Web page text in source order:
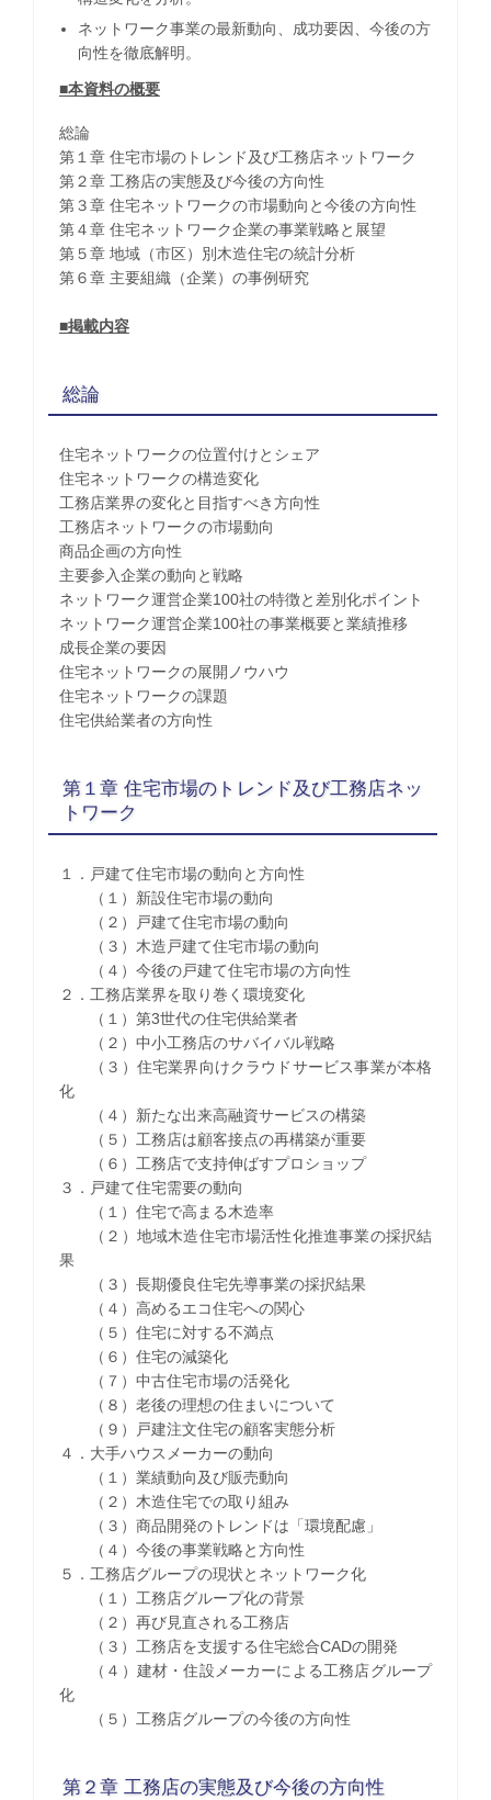
ネットワーク事業の最新動向、成功要因、今後の方
向性を徹底解明。
■本資料の概要
総論
第１章 住宅市場のトレンド及び工務店ネットワーク
第２章 工務店の実態及び今後の方向性
第３章 住宅ネットワークの市場動向と今後の方向性
第４章 住宅ネットワーク企業の事業戦略と展望
第５章 地域（市区）別木造住宅の統計分析
第６章 主要組織（企業）の事例研究
■掲載内容
総論
住宅ネットワークの位置付けとシェア
住宅ネットワークの構造変化
工務店業界の変化と目指すべき方向性
工務店ネットワークの市場動向
商品企画の方向性
主要参入企業の動向と戦略
ネットワーク運営企業100社の特徴と差別化ポイント
ネットワーク運営企業100社の事業概要と業績推移
成長企業の要因
住宅ネットワークの展開ノウハウ
住宅ネットワークの課題
住宅供給業者の方向性
第１章 住宅市場のトレンド及び工務店ネッ
トワーク
１．戸建て住宅市場の動向と方向性
（１）新設住宅市場の動向
（２）戸建て住宅市場の動向
（３）木造戸建て住宅市場の動向
（４）今後の戸建て住宅市場の方向性
２．工務店業界を取り巻く環境変化
（１）第3世代の住宅供給業者
（２）中小工務店のサバイバル戦略
（３）住宅業界向けクラウドサービス事業が本格
化
（４）新たな出来高融資サービスの構築
（５）工務店は顧客接点の再構築が重要
（６）工務店で支持伸ばすプロショップ
３．戸建て住宅需要の動向
（１）住宅で高まる木造率
（２）地域木造住宅市場活性化推進事業の採択結
果
（３）長期優良住宅先導事業の採択結果
（４）高めるエコ住宅への関心
（５）住宅に対する不満点
（６）住宅の減築化
（７）中古住宅市場の活発化
（８）老後の理想の住まいについて
（９）戸建注文住宅の顧客実態分析
４．大手ハウスメーカーの動向
（１）業績動向及び販売動向
（２）木造住宅での取り組み
（３）商品開発のトレンドは「環境配慮」
（４）今後の事業戦略と方向性
５．工務店グループの現状とネットワーク化
（１）工務店グループ化の背景
（２）再び見直される工務店
（３）工務店を支援する住宅総合CADの開発
（４）建材・住設メーカーによる工務店グループ
化
（５）工務店グループの今後の方向性
第２章 工務店の実態及び今後の方向性